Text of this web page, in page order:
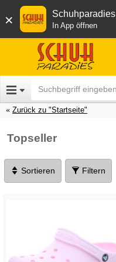
× Schuhparadies
In App öffnen
Zurück zu "Startseite"
Topseller
Sortieren Filtern